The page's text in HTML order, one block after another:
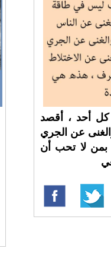
أحد ، أقصد
عن الجري
بمن لا تحب أن